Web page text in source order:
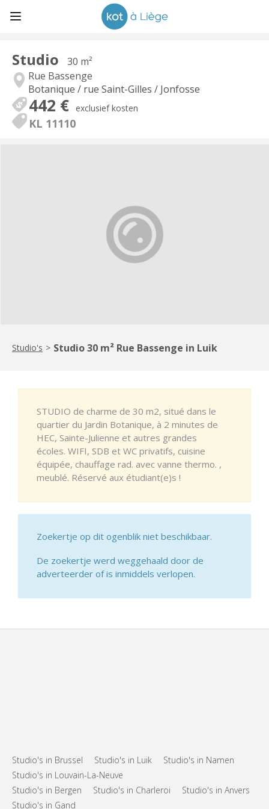
Studio
30 m²
Rue Bassenge
Botanique / rue Saint-Gilles / Jonfosse
442 € exclusief kosten
KL 11110
Studio's > Studio 30 m² Rue Bassenge in Luik
STUDIO de charme de 30 m2, situé dans le
quartier du Jardin Botanique, à 2 minutes de
HEC, Sainte-Julienne et autres grandes
écoles. WIFI, SDB et WC privatifs, cuisine
équipée, chauffage rad. avec vanne thermo. ,
meublé. Réservé aux étudiant(e)s !
Zoekertje op dit ogenblik niet beschikbaar.
De zoekertje werd weggehaald door de
adverteerder of is inmiddels verlopen.
Studio's in Brussel Studio's in Luik
Studio's in Namen
Studio's in Louvain-La-Neuve
Studio's in Bergen
Studio's in Charleroi
Studio's in Anvers
Studio's in Gand